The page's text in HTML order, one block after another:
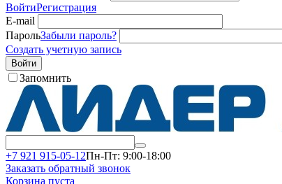
ВойтиРегистрация
E-mail
ПарольЗабыли пароль?
Создать учетную запись
Войти
Запомнить
+7 921 915-05-12Пн-Пт: 9:00-18:00
Заказать обратный звонок
Корзина пуста